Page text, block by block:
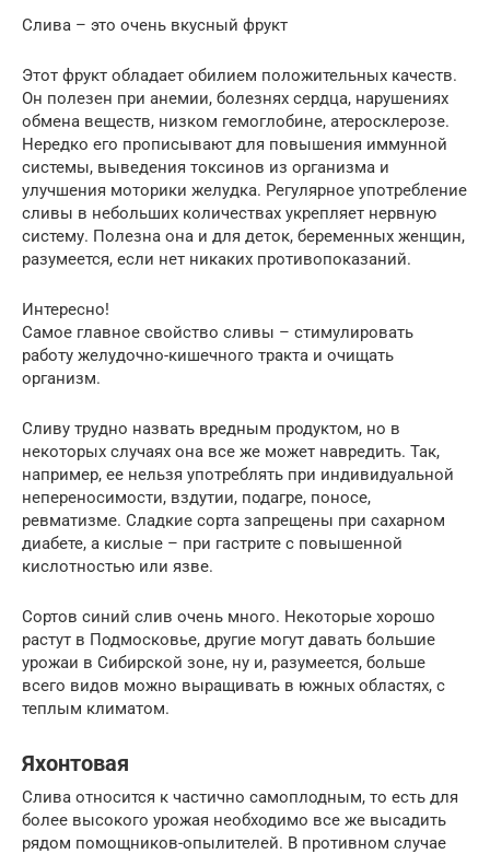
Слива – это очень вкусный фрукт
Этот фрукт обладает обилием положительных качеств.
Он полезен при анемии, болезнях сердца, нарушениях
обмена веществ, низком гемоглобине, атеросклерозе.
Нередко его прописывают для повышения иммунной
системы, выведения токсинов из организма и
улучшения моторики желудка. Регулярное употребление
сливы в небольших количествах укрепляет нервную
систему. Полезна она и для деток, беременных женщин,
разумеется, если нет никаких противопоказаний.
Интересно!
Самое главное свойство сливы – стимулировать
работу желудочно-кишечного тракта и очищать
организм.
Сливу трудно назвать вредным продуктом, но в
некоторых случаях она все же может навредить. Так,
например, ее нельзя употреблять при индивидуальной
непереносимости, вздутии, подагре, поносе,
ревматизме. Сладкие сорта запрещены при сахарном
диабете, а кислые – при гастрите с повышенной
кислотностью или язве.
Сортов синий слив очень много. Некоторые хорошо
растут в Подмосковье, другие могут давать большие
урожаи в Сибирской зоне, ну и, разумеется, больше
всего видов можно выращивать в южных областях, с
теплым климатом.
Яхонтовая
Слива относится к частично самоплодным, то есть для
более высокого урожая необходимо все же высадить
рядом помощников-опылителей. В противном случае